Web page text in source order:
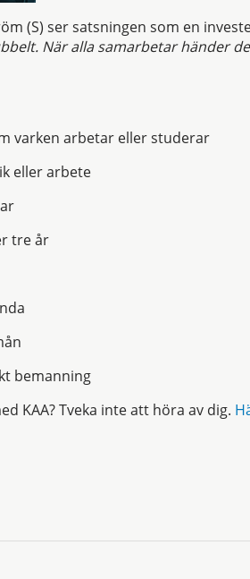
(S) ser satsningen som en
När alla samarbetar händer
varken arbetar eller studerar
eller arbete
tre år
bemanning
KAA? Tveka inte att höra av dig.